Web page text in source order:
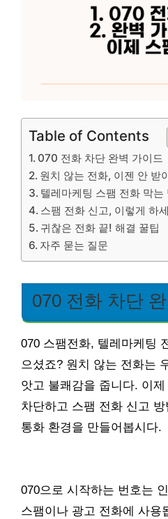
Table of Contents
070 전화 차단 완벽 가이드
원치 않는 전화, 이젠 안 받
텔레마케팅 스팸 전화 막는
스팸 전화 신고, 이렇게 하
귀찮은 전화 끝! 해결 꿀팁
자주 묻는 질문
070 전화 차단
070 스팸전화, 텔레마케팅
으셨죠? 원치 않는 전화는
앗고 불쾌감을 줍니다. 이제
차단하고 스팸 전화 신고
통화 환경을 만들어봅시다.
070으로 시작하는 번호는
스팸이나 광고 전화에 사용